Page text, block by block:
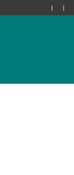
| |